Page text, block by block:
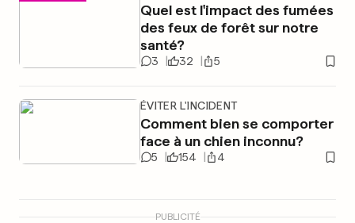
Quel est l'impact des fumées
des feux de forêt sur notre
santé?
3 32 5
ÉVITER L'INCIDENT
Comment bien se comporter
face à un chien inconnu?
5 154 4
PUBLICITÉ